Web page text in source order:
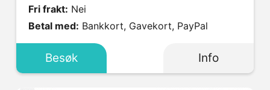
Fri frakt: Nei
Betal med: Bankkort, Gavekort, PayPal
Besøk Info